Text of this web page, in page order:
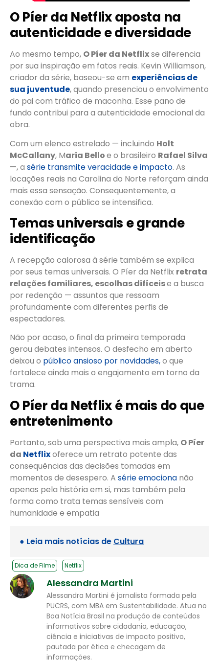
O Píer da Netflix aposta na
autenticidade e diversidade
Ao mesmo tempo, O Píer da Netflixse diferencia
por sua inspiração em fatos reais. Kevin Williamson,
criador da série, baseou-se em experiências de
sua juventude, quando presenciou o envolvimento
do pai com tráfico de maconha. Esse pano de
fundo contribui para a autenticidade emocional da
obra.
Com um elenco estrelado — incluindo Holt
McCallany, Maria Belloe o brasileiro Rafael Silva
—, a série transmite veracidade e impacto. As
locações reais na Carolina do Norte reforçam ainda
mais essa sensação. Consequentemente, a
conexão com o público se intensifica.
Temas universais e grande
identificação
A recepção calorosa à série também se explica
por seus temas universais. O Píer da Netflix retrata
relações familiares, escolhas difíceise a busca
por redenção — assuntos que ressoam
profundamente com diferentes perfis de
espectadores.
Não por acaso, o final da primeira temporada
gerou debates intensos. O desfecho em aberto
deixou o público ansioso por novidades,o que
fortalece ainda mais o engajamento em torno da
trama.
O Píer da Netflix é mais do que
entretenimento
Portanto, sob uma perspectiva mais ampla, O Píer
da Netflixoferece um retrato potente das
consequências das decisões tomadas em
momentos de desespero. A série emociona não
apenas pela história em si, mas também pela
forma como trata temas sensíveis com
humanidade e empatia
● Leia mais notícias de Cultura
Dica de Filme Netflix
Alessandra Martini
Alessandra Martini é jornalista formada pela
PUCRS, com MBA em Sustentabilidade. Atua no
Boa Notícia Brasil na produção de conteúdos
informativos sobre cidadania, educação,
ciência e iniciativas de impacto positivo,
pautada por ética e checagem de
informações.